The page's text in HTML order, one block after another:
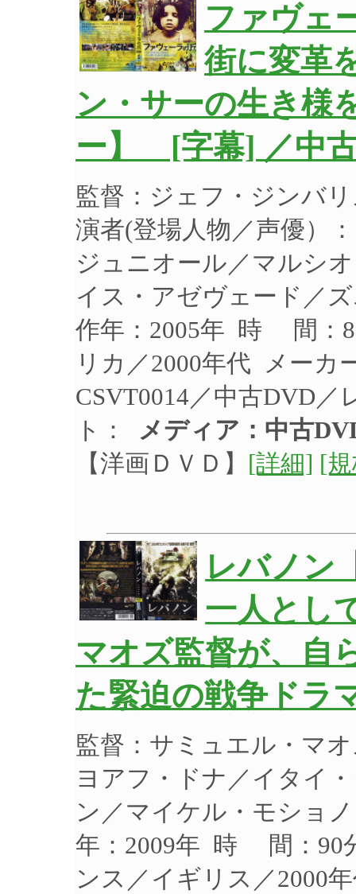
ファヴェ
街に変革
ン・サーの生き様
ー】 [字幕] ／中
監督：ジェフ・ジンバ
演者(登場人物／声優）
ジュニオール／マルシ
イス・アゼヴェード／
作年：2005年 時 間：
リカ／2000年代 メー
CSVT0014／中古DVD
ト：
メディア：中古
【洋画ＤＶＤ】 [詳細] [
レバノン
一人とし
マオズ監督が、自
た緊迫の戦争ドラ
監督：サミュエル・マ
ヨアフ・ドナ／イタイ
ン／マイケル・モショ
年：2009年 時 間：90
ンス／イギリス／2000